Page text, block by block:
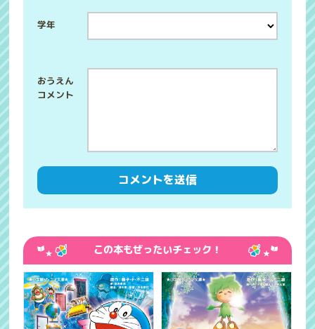
学年
この本もぜったいチェック！